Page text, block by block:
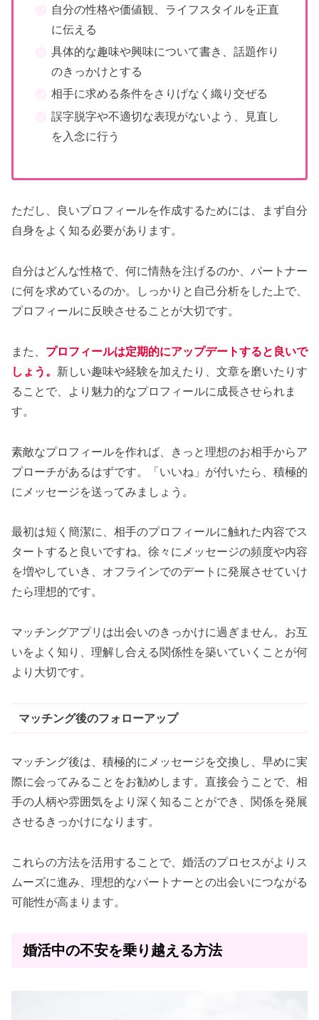
自分の性格や価値観、ライフスタイルを正直
に伝える
具体的な趣味や興味について書き、話題作り
のきっかけとする
相手に求める条件をさりげなく織り交ぜる
誤字脱字や不適切な表現がないよう、見直し
を入念に行う
ただし、良いプロフィールを作成するためには、まず自分
自身をよく知る必要があります。
自分はどんな性格で、何に情熱を注げるのか、パートナー
に何を求めているのか。しっかりと自己分析をした上で、
プロフィールに反映させることが大切です。
また、 プロフィールは定期的にアップデートすると良いで
しょう。 新しい趣味や経験を加えたり、文章を磨いたりす
ることで、より魅力的なプロフィールに成長させられま
す。
素敵なプロフィールを作れば、きっと理想のお相手からア
プローチがあるはずです。「いいね」が付いたら、積極的
にメッセージを送ってみましょう。
最初は短く簡潔に、相手のプロフィールに触れた内容でス
タートすると良いですね。徐々にメッセージの頻度や内容
を増やしていき、オフラインでのデートに発展させていけ
たら理想的です。
マッチングアプリは出会いのきっかけに過ぎません。お互
いをよく知り、理解し合える関係性を築いていくことが何
より大切です。
マッチング後のフォローアップ
マッチング後は、積極的にメッセージを交換し、早めに実
際に会ってみることをお勧めします。直接会うことで、相
手の人柄や雰囲気をより深く知ることができ、関係を発展
させるきっかけになります。
これらの方法を活用することで、婚活のプロセスがよりス
ムーズに進み、理想的なパートナーとの出会いにつながる
可能性が高まります。
婚活中の不安を乗り越える方法